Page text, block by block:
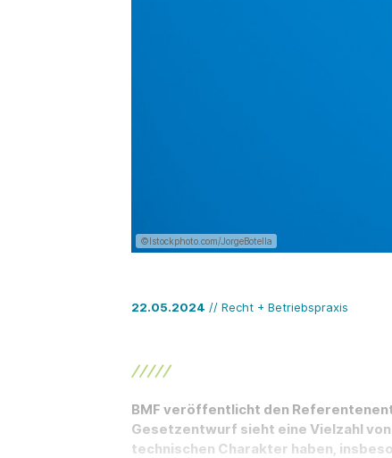
©Istockphoto.com/JorgeBotella
22.05.2024 // Recht + Betriebspraxis
BMF veröffentlicht den
Gesetzentwurf sieht eine Vielzahl
technischen Charakter haben,